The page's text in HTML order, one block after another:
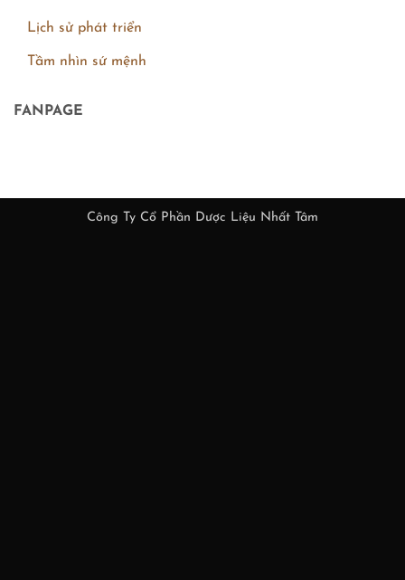
Lịch sử phát triển
Tầm nhìn sứ mệnh
FANPAGE
Công Ty Cổ Phần Dược Liệu Nhất Tâm